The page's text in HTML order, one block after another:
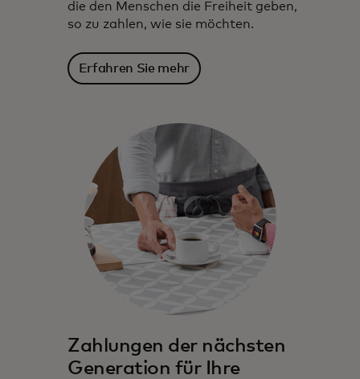
Mastercard arbeitet seit Jahrzehnten mit
Finanzinstituten zusammen, um
Innovation und Wachstum zu fördern.
die den Menschen die Freiheit geben,
so zu zahlen, wie sie möchten.
Erfahren Sie mehr
Zahlungen der nächsten
Generation für Ihre